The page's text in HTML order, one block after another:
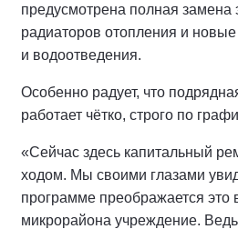
предусмотрена полная замена
радиаторов отопления и
и водоотведения.
Особенно радует, что
работает чётко, строго по
«Сейчас здесь капитальный
ходом. Мы своими глазами
программе преображается это
микрорайона учреждение.